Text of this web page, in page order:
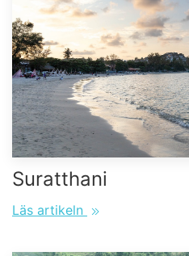
Suratthani
Läs artikeln